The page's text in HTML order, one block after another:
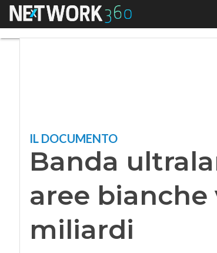
Menu
IL DOCUMENTO
Banda
aree bianche
miliardi